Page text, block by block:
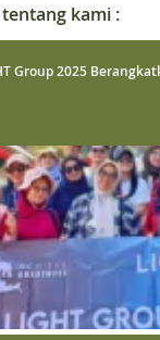
kami :
Group 2025